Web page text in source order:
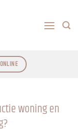
woning en